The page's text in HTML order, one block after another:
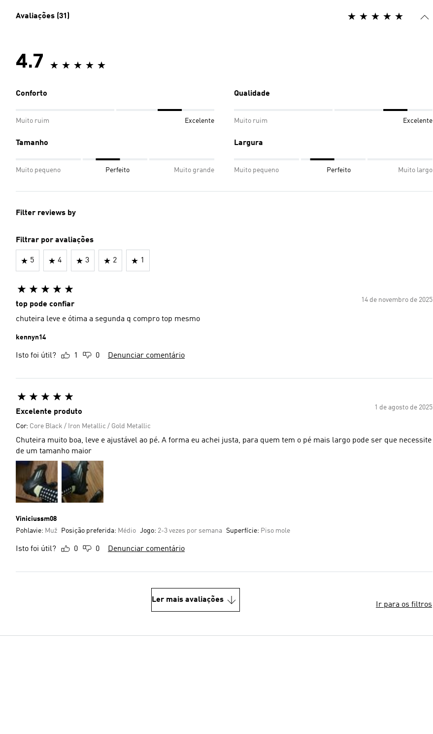
Avaliações (31)
4.7
Conforto
Muito ruim Excelente
Qualidade
Muito ruim Excelente
Tamanho
Muito pequeno Perfeito Muito grande
Largura
Muito pequeno Perfeito Muito largo
Filter reviews by
Filtrar por avaliações
5 4 3 2 1
14 de novembro de 2025
top pode confiar
chuteira leve e ótima a segunda q compro top mesmo
kennyn14
Isto foi útil? 1 0 Denunciar comentário
1 de agosto de 2025
Excelente produto
Cor: Core Black / Iron Metallic / Gold Metallic
Chuteira muito boa, leve e ajustável ao pé. A forma eu achei justa, para quem tem o pé mais largo pode ser que necessite
de um tamanho maior
Viniciussm08
Pohlavie: Muž Posição preferida: Médio Jogo: 2-3 vezes por semana Superfície: Piso mole
Isto foi útil? 0 0 Denunciar comentário
Ler mais avaliações
Ir para os filtros